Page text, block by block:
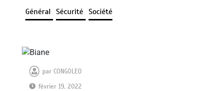
Général Sécurité Société
parCONGOLEO
février 19, 2022